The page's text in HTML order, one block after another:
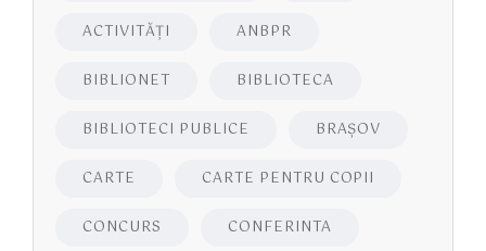
ACTIVITĂŢI ANBPR
BIBLIONET BIBLIOTECA
BIBLIOTECI PUBLICE BRAŞOV
CARTE CARTE PENTRU COPII
CONCURS CONFERINTA